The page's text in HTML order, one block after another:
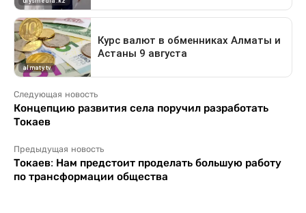
Следующая новость
Концепцию развития села поручил разработать
Токаев
Предыдущая новость
Токаев: Нам предстоит проделать большую работу
по трансформации общества